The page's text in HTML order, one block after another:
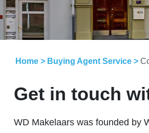
Home > Buying Agent Service >
Get in touch
WD Makelaars was founded by